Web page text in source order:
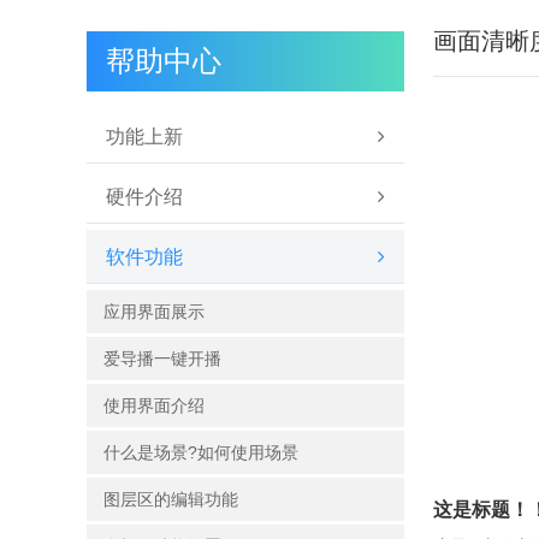
帮助中心
功能上新
硬件介绍
软件功能
应用界面展示
爱导播一键开播
使用界面介绍
什么是场景?如何使用场景
图层区的编辑功能
画面清晰
这是标题！